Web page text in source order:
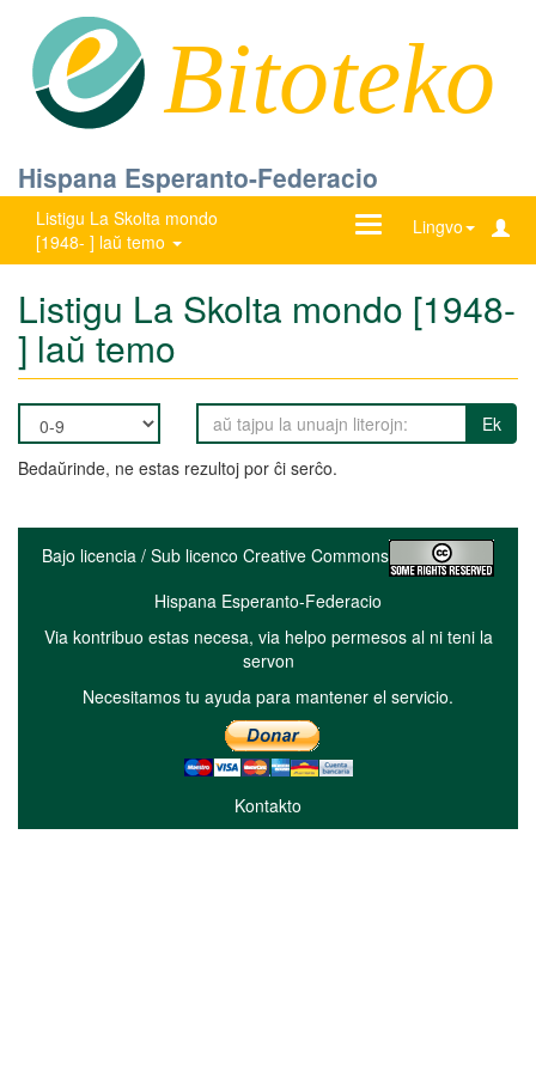
Bitoteko
Hispana Esperanto-Federacio
Listigu La Skolta mondo
[1948- ] laŭ temo
Lingvo
Ŝanĝu
Listigu La Skolta mondo [1948-
] laŭ temo
Ek
Bedaŭrinde, ne estas rezultoj por ĉi serĉo.
Bajo licencia / Sub licenco Creative Commons
Hispana Esperanto-Federacio
Via kontribuo estas necesa, via helpo permesos al ni teni la
servon
Necesitamos tu ayuda para mantener el servicio.
Kontakto